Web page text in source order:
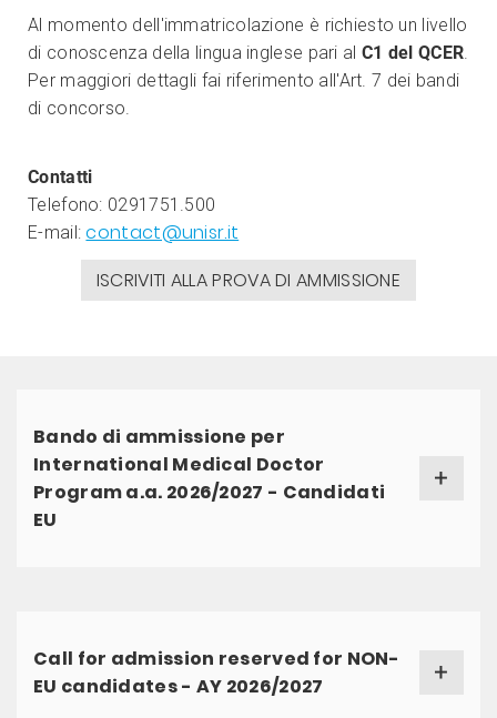
Al momento dell'immatricolazione è richiesto un livello
di conoscenza della lingua inglese pari al C1 del QCER.
Per maggiori dettagli fai riferimento all'Art. 7 dei bandi
di concorso.
Contatti
Telefono: 0291751.500
E-mail:contact@unisr.it
ISCRIVITI ALLA PROVA DI AMMISSIONE
Bando di ammissione per
International Medical Doctor
Program a.a. 2026/2027 - Candidati
EU
Call for admission reserved for NON-
EU candidates - AY 2026/2027